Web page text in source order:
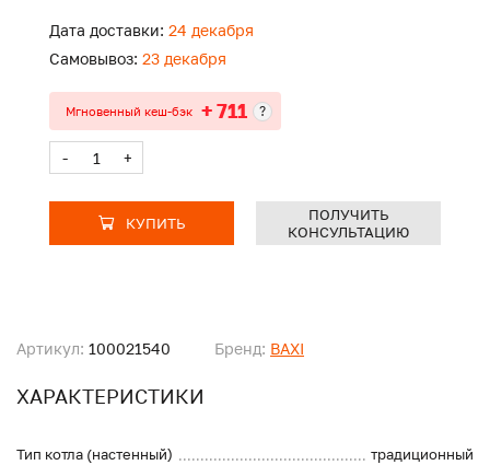
Артикул: 100021540 Бренд: BAXI
ХАРАКТЕРИСТИКИ
Тип котла (настенный)
традиционный
Дата доставки: 24 декабря
Самовывоз: 23 декабря
Мгновенный кеш-бэк + 711 ?
- +
КУПИТЬ
ПОЛУЧИТЬ
КОНСУЛЬТАЦИЮ